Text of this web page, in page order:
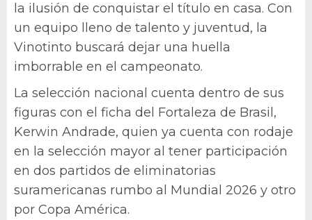
la ilusión de conquistar el título en casa. Con
un equipo lleno de talento y juventud, la
Vinotinto buscará dejar una huella
imborrable en el campeonato.
La selección nacional cuenta dentro de sus
figuras con el ficha del Fortaleza de Brasil,
Kerwin Andrade, quien ya cuenta con rodaje
en la selección mayor al tener participación
en dos partidos de eliminatorias
suramericanas rumbo al Mundial 2026 y otro
por Copa América.